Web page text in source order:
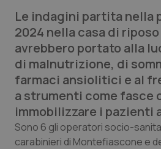
Lettere al direttore
Edizioni Regionali
QS Pro
Professionisti Sanitari.AI
Abruzzo
QS Pro Gold
Le indagini partita nella
2024 nella casa di
avrebbero portato alla
di malnutrizione, di
farmaci ansiolitici e al
a strumenti come fasce
immobilizzare i pazienti
Sono 6 gli operatori socio-
carabinieri di Montefiascone e